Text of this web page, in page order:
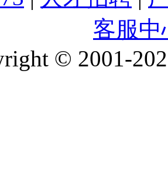
客服中
© 2001-